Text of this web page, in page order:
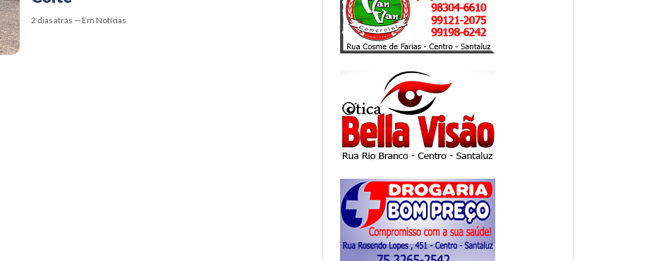
2 dias atrás — Em Notícias